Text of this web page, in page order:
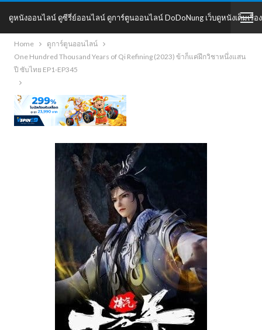
ดูหนังออนไลน์ ดูซีรี่ย์ออนไลน์ ดูการ์ตูนออนไลน์ DoDoNung เว็บดูหนังเต็มเรื่อง
DoDoNung
Home
ดูการ์ตูนออนไลน์
One Hundred Thousand Years of Qi Refining (2023) ข้าก็แค่ฝึกวิชาหนึ่งแสน
ปี ซับไทย EP1-EP345